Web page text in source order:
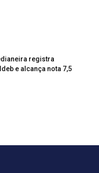
registra
e alcança nota 7,5